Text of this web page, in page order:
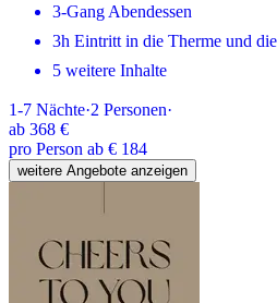
3-Gang Abendessen
3h Eintritt in die Therme und
5 weitere Inhalte
1-7 Nächte·2 Personen·
ab 368 €
pro Person ab € 184
weitere Angebote anzeigen